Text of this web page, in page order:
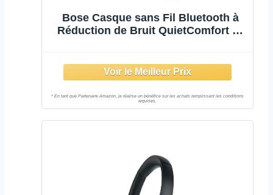
Bose Casque sans Fil Bluetooth à
Réduction de Bruit QuietComfort 45